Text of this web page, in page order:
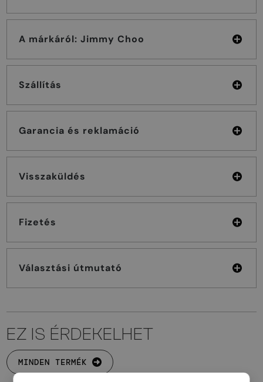
A márkáról: Jimmy Choo
Szállítás
Garancia és reklamáció
Visszaküldés
Fizetés
Választási útmutató
EZ IS ÉRDEKELHET
MINDEN TERMÉK